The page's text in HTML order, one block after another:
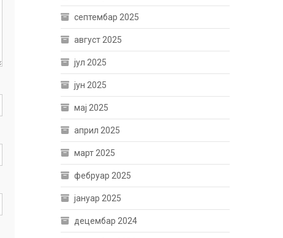
септембар 2025
август 2025
јул 2025
јун 2025
мај 2025
април 2025
март 2025
фебруар 2025
јануар 2025
децембар 2024